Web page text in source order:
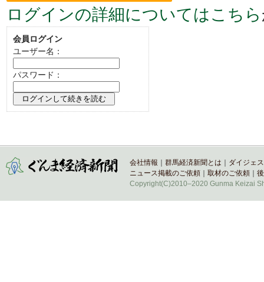
い。
ログインの詳細についてはこちら
会員ログイン
ユーザー名：
パスワード：
会社情報 群馬経済新聞とは
ダイジェ
ニュース掲載のご依頼
取材のご依頼
Copyright(C)2010–2020 Gunma Keizai